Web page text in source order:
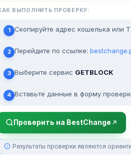
ВЫПОЛНИТЬ ПРОВЕРКУ:
1 Скопируйте адрес кошелька или
2 Перейдите по ссылке:
3 Выберите сервис GETBLOCK
4 Вставьте данные в форму
Проверить на BestChange
Результаты проверки являются